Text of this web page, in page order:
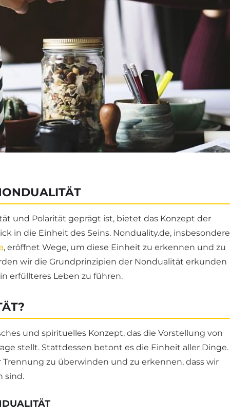
und Polarität geprägt ist, bietet das Konzept der
in die Einheit des Seins. Nonduality.de, insbesondere
, eröffnet Wege, um diese Einheit zu erkennen und zu
wir die Grundprinzipien der Nondualität erkunden
erfüllteres Leben zu führen.
und spirituelles Konzept, das die Vorstellung von
stellt. Stattdessen betont es die Einheit aller Dinge.
zu überwinden und zu erkennen, dass wir
sind.